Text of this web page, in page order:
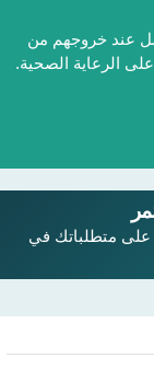
عند خروجهم من
الرعاية الصحية.
على متطلباتك في